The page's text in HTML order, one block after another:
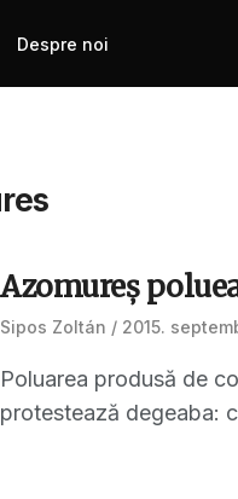
Despre noi
Azomureş
Sipos Zoltán 2015.
Poluarea produsă de
protestează degeaba: